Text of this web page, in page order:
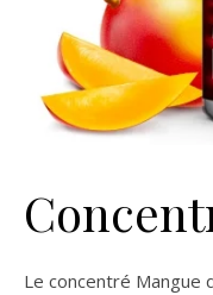
Le concentré Mangue